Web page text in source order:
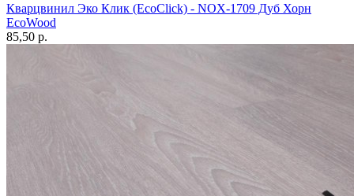
Кварцвинил Эко Клик (EcoClick) - NOX-1709 Дуб Хорн
EcoWood
85,50 p.